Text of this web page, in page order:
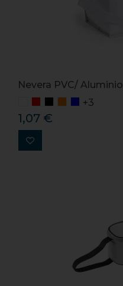
Nevera PVC/ Aluminio
+3
1,07 €